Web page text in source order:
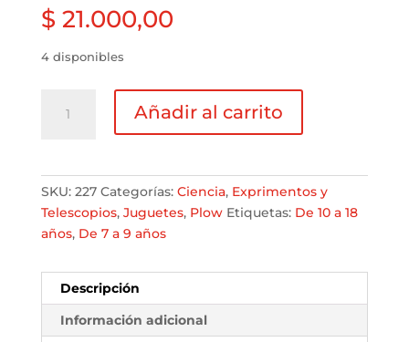
$ 21.000,00
4 disponibles
Terráqueo
Base
de
Plástico
cantidad
Añadir al carrito
SKU: 227 Categorías: Ciencia, Exprimentos y
Telescopios, Juguetes, Plow Etiquetas: De 10 a 18
años, De 7 a 9 años
Descripción
Información adicional